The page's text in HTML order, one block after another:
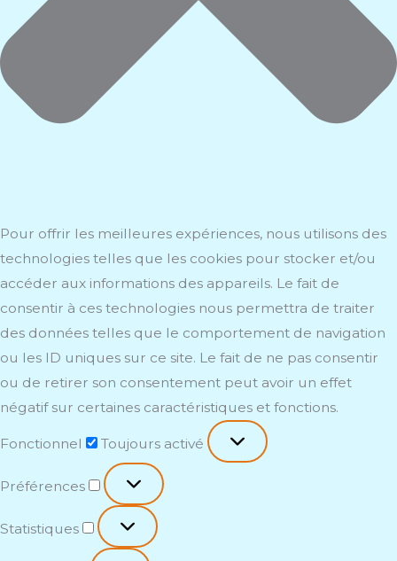
Pour offrir les meilleures expériences, nous utilisons des
technologies telles que les cookies pour stocker et/ou
accéder aux informations des appareils. Le fait de
consentir à ces technologies nous permettra de traiter
des données telles que le comportement de navigation
ou les ID uniques sur ce site. Le fait de ne pas consentir
ou de retirer son consentement peut avoir un effet
négatif sur certaines caractéristiques et fonctions.
Fonctionnel Toujours activé
Préférences
Statistiques